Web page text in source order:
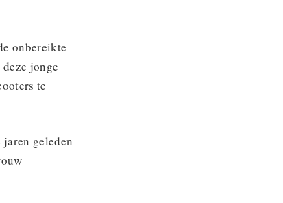
onbereikte
jonge
te
geleden